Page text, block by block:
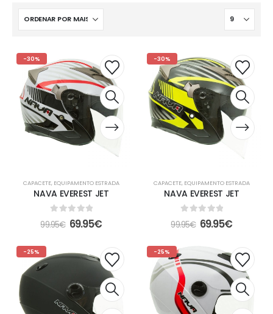
-30%
CAPACETE, EQUIPAMENTO ESTRADA
NAVA EVEREST JET
out of 5
99.95€ 69.95€
-30%
CAPACETE, EQUIPAMENTO ESTRADA
NAVA EVEREST JET
out of 5
99.95€ 69.95€
-25% -25%